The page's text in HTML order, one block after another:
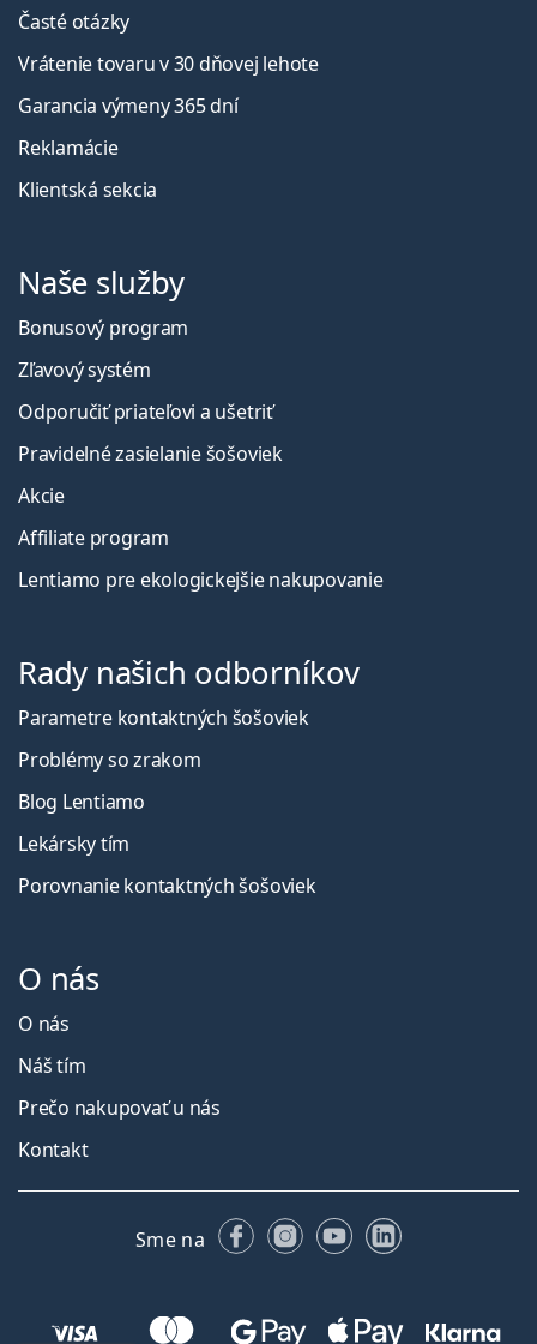
Časté otázky
Vrátenie tovaru v 30 dňovej lehote
Garancia výmeny 365 dní
Reklamácie
Klientská sekcia
Naše služby
Bonusový program
Zľavový systém
Odporučiť priateľovi a ušetriť
Pravidelné zasielanie šošoviek
Akcie
Affiliate program
Lentiamo pre ekologickejšie nakupovanie
Rady našich odborníkov
Parametre kontaktných šošoviek
Problémy so zrakom
Blog Lentiamo
Lekársky tím
Porovnanie kontaktných šošoviek
O nás
O nás
Náš tím
Prečo nakupovať u nás
Kontakt
Sme na FacebookuInstagrame
YouTubeLinkedIn